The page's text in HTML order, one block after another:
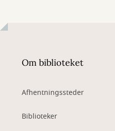
Om biblioteket
Afhentningssteder
Biblioteker